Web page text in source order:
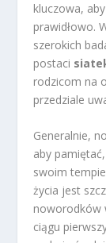
kluczowa,
prawidłowo.
szerokich
postaci
rodzicom na
przedziale
Generalnie,
aby
swoim
życia jest
noworodków
ciągu